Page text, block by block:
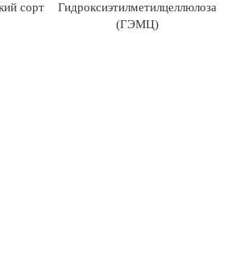
сорт
Гидроксиэтилметилцеллюлоза
(ГЭМЦ)